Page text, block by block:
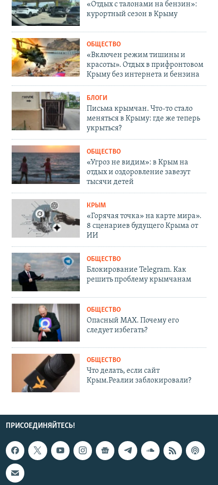
«Отдых с талонами на бензин»:
курортный сезон в Крыму
ОБЩЕСТВО
«Включен режим тишины и
красоты». Отдых в прифронтовом
Крыму без интернета и бензина
БЛОГИ
Письма крымчан. Что-то стало
меняться в Крыму: где же теперь
укрыться?
ОБЩЕСТВО
«Угроз не видим»: в Крым на
отдых и оздоровление завезут
тысячи детей
КРЫМ
«Горячая точка» на карте мира».
8 сценариев будущего Крыма от
ИИ
ОБЩЕСТВО
Блокирование Telegram. Как
решить проблему крымчанам
ОБЩЕСТВО
Опасный MAX. Почему его
следует избегать?
ОБЩЕСТВО
Что делать, если сайт
Крым.Реалии заблокировали?
ПРИСОЕДИНЯЙТЕСЬ!